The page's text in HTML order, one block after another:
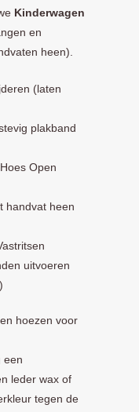
Kinderwagen
en
heen).
(laten
plakband
Open
handvat heen
uitvoeren
hoezen voor
een
leder wax of
tegen de